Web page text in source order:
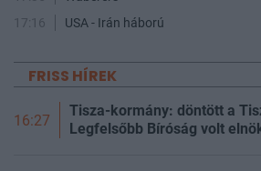
17:16
USA - Irán háború
FRISS HÍREK
16:27
Tisza-kormány: döntött a
Legfelsőbb Bíróság volt